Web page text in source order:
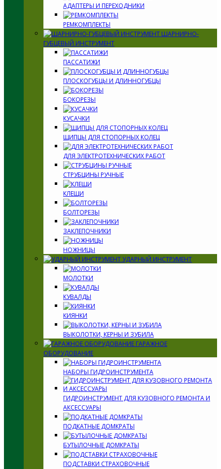
АДАПТЕРЫ И ПЕРЕХОДНИКИ
РЕМКОМПЛЕКТЫ
ШАРНИРНО-
ГУБЦЕВЫЙ ИНСТРУМЕНТ
ПАССАТИЖИ
ПЛОСКОГУБЦЫ И ДЛИННОГУБЦЫ
БОКОРЕЗЫ
КУСАЧКИ
ЩИПЦЫ ДЛЯ СТОПОРНЫХ КОЛЕЦ
ДЛЯ ЭЛЕКТРОТЕХНИЧЕСКИХ РАБОТ
СТРУБЦИНЫ РУЧНЫЕ
КЛЕЩИ
БОЛТОРЕЗЫ
ЗАКЛЕПОЧНИКИ
НОЖНИЦЫ
УДАРНЫЙ ИНСТРУМЕНТ
МОЛОТКИ
КУВАЛДЫ
КИЯНКИ
ВЫКОЛОТКИ, КЕРНЫ И ЗУБИЛА
ГАРАЖНОЕ
ОБОРУДОВАНИЕ
НАБОРЫ ГИДРОИНСТРУМЕНТА
ГИДРОИНСТРУМЕНТ ДЛЯ КУЗОВНОГО РЕМОНТА И
АКСЕССУАРЫ
ПОДКАТНЫЕ ДОМКРАТЫ
БУТЫЛОЧНЫЕ ДОМКРАТЫ
ПОДСТАВКИ СТРАХОВОЧНЫЕ